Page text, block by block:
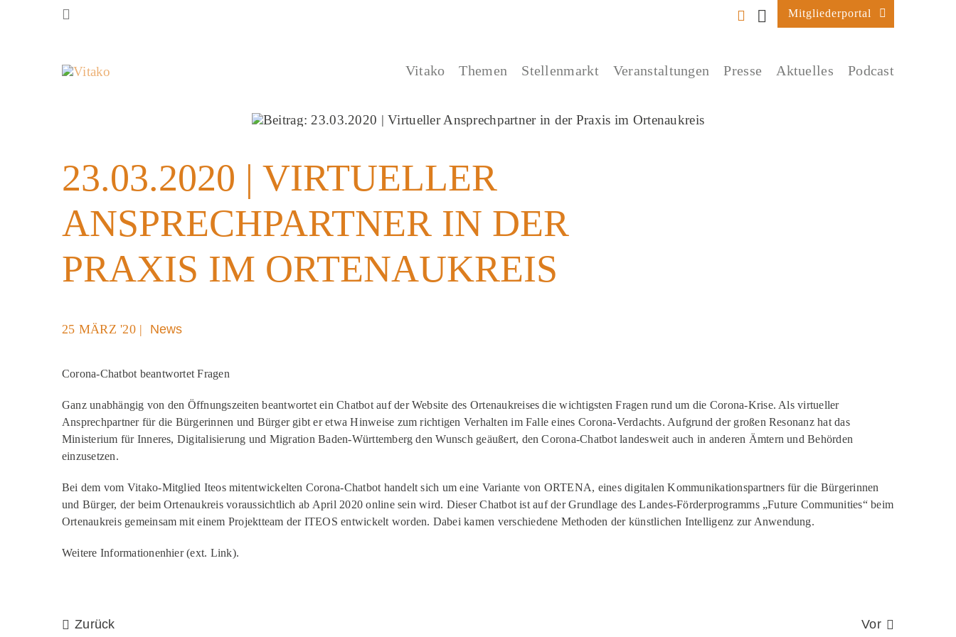
Mitgliederportal
Vitako Themen Stellenmarkt Veranstaltungen Presse Aktuelles Podcast
23.03.2020 | VIRTUELLER
ANSPRECHPARTNER IN DER
PRAXIS IM ORTENAUKREIS
25 MÄRZ '20 | News
Corona-Chatbot beantwortet Fragen
​Ganz unabhängig von den Öffnungszeiten beantwortet ein Chatbot auf der Website des Ortenaukreises die wichtigsten Fragen rund um die Corona-Krise. Als virtueller
Ansprechpartner für die Bürgerinnen und Bürger gibt er etwa Hinweise zum richtigen Verhalten im Falle eines Corona-Verdachts. Aufgrund der großen Resonanz hat das
Ministerium für Inneres, Digitalisierung und Migration Baden-Württemberg den Wunsch geäußert, den Corona-Chatbot landesweit auch in anderen Ämtern und Behörden
einzusetzen.
​Bei dem vom Vitako-Mitglied Iteos mitentwickelten Corona-Chatbot handelt sich um eine Variante von ORTENA, eines digitalen Kommunikationspartners für die Bürgerinnen
und Bürger, der beim Ortenaukreis voraussichtlich ab April 2020 online sein wird. Dieser Chatbot ist auf der Grundlage des Landes-Förderprogramms „Future Communities“ beim
Ortenaukreis gemeinsam mit einem Projektteam der ITEOS entwickelt worden. Dabei kamen verschiedene Methoden der künstlichen Intelligenz zur Anwendung.
Weitere Informationenhier (ext. Link).
Zurück Vor